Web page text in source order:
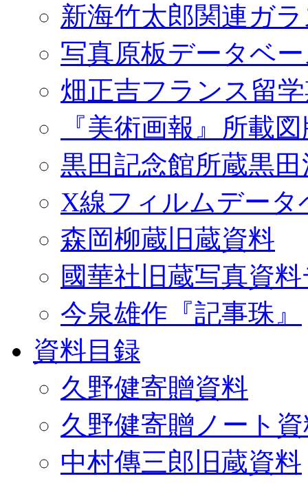
新海竹太郎関連ガ
写真原板データベ
畑正吉フランス留
『美術画報』所載
黒田記念館所蔵黒
X線フィルムデータ
森岡柳蔵旧蔵資料
國華社旧蔵写真資
今泉雄作『記事珠』
資料目録
久野健寄贈資料
久野健寄贈ノート
中村傳三郎旧蔵資料